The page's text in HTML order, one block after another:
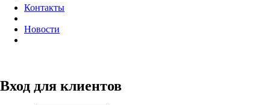
Контакты
Новости
Вход для клиентов